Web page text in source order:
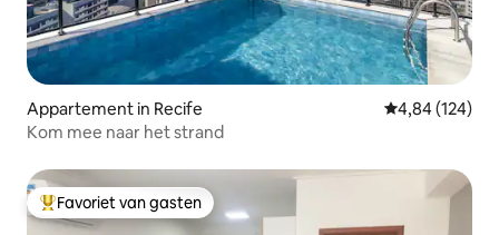
Appartement in Recife Gemiddelde
4,84 (124)
Kom mee naar het strand
Topfavoriet van gasten
Favoriet van gasten